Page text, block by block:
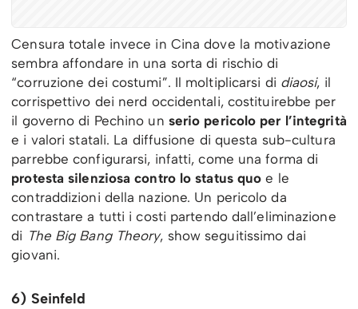
Censura totale invece in Cina dove la motivazione
sembra affondare in una sorta di rischio di
“corruzione dei costumi”. Il moltiplicarsi di diaosi, il
corrispettivo dei nerd occidentali, costituirebbe per
il governo di Pechino un serio pericolo per l’integrità
e i valori statali. La diffusione di questa sub-cultura
parrebbe configurarsi, infatti, come una forma di
protesta silenziosa contro lo status quo e le
contraddizioni della nazione. Un pericolo da
contrastare a tutti i costi partendo dall’eliminazione
di The Big Bang Theory, show seguitissimo dai
giovani.
6) Seinfeld